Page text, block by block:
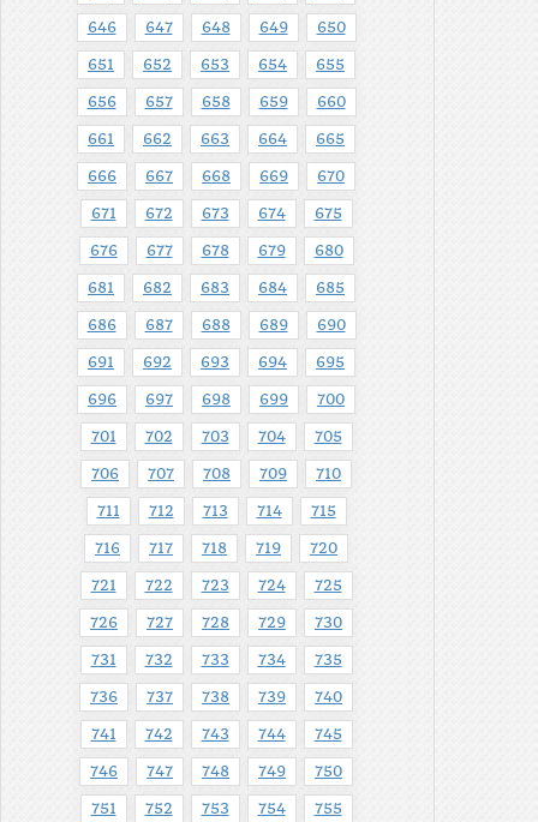
646 647 648 649 650
651 652 653 654 655
656 657 658 659 660
661 662 663 664 665
666 667 668 669 670
671 672 673 674 675
676 677 678 679 680
681 682 683 684 685
686 687 688 689 690
691 692 693 694 695
696 697 698 699 700
701 702 703 704 705
706 707 708 709 710
711 712 713 714 715
716 717 718 719 720
721 722 723 724 725
726 727 728 729 730
731 732 733 734 735
736 737 738 739 740
741 742 743 744 745
746 747 748 749 750
751 752 753 754 755